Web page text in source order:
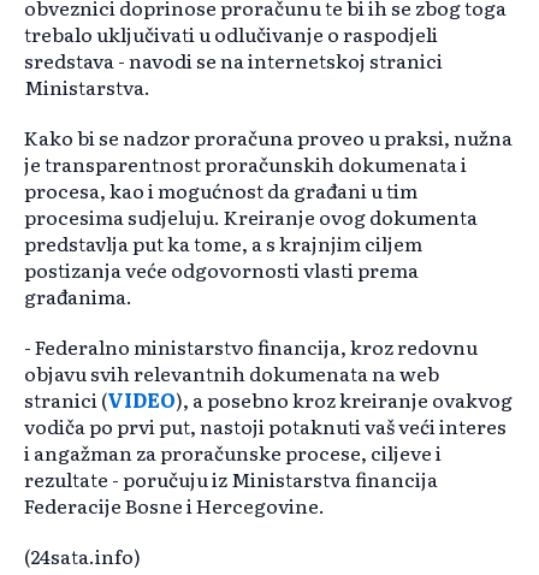
obveznici doprinose proračunu te bi ih se zbog toga
trebalo uključivati u odlučivanje o raspodjeli
sredstava - navodi se na internetskoj stranici
Ministarstva.
Kako bi se nadzor proračuna proveo u praksi, nužna
je transparentnost proračunskih dokumenata i
procesa, kao i mogućnost da građani u tim
procesima sudjeluju. Kreiranje ovog dokumenta
predstavlja put ka tome, a s krajnjim ciljem
postizanja veće odgovornosti vlasti prema
građanima.
- Federalno ministarstvo financija, kroz redovnu
objavu svih relevantnih dokumenata na web
stranici (VIDEO), a posebno kroz kreiranje ovakvog
vodiča po prvi put, nastoji potaknuti vaš veći interes
i angažman za proračunske procese, ciljeve i
rezultate - poručuju iz Ministarstva financija
Federacije Bosne i Hercegovine.
(24sata.info)